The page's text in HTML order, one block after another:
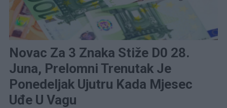
Novac Za 3 Znaka Stiže D0 28.
Juna, Prelomni Trenutak Je
Ponedeljak Ujutru Kada Mjesec
Uđe U Vagu